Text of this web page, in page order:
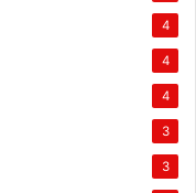
4
4
4
3
3